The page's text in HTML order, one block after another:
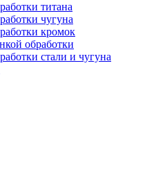
титана
чугуна
кромок
обработки
стали и чугуна